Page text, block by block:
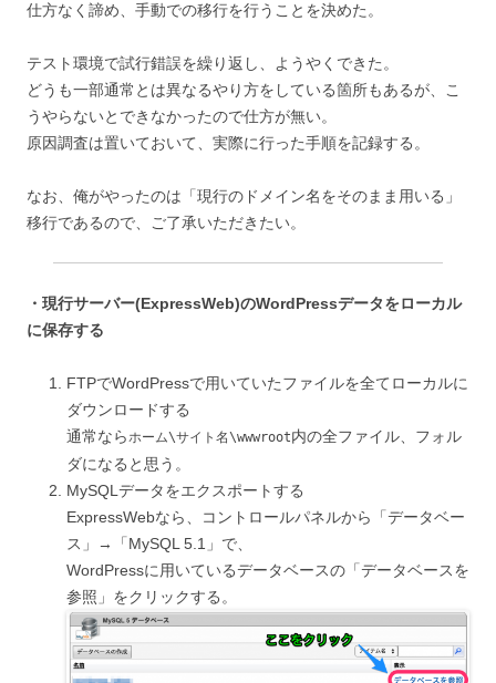
仕方なく諦め、手動での移行を行うことを決めた。
テスト環境で試行錯誤を繰り返し、ようやくできた。
どうも一部通常とは異なるやり方をしている箇所もあるが、こ
うやらないとできなかったので仕方が無い。
原因調査は置いておいて、実際に行った手順を記録する。
なお、俺がやったのは「現行のドメイン名をそのまま用いる」
移行であるので、ご了承いただきたい。
・現行サーバー(ExpressWeb)のWordPressデータをローカル
に保存する
FTPでWordPressで用いていたファイルを全てローカルに
ダウンロードする
通常ならホーム\サイト名\wwwroot内の全ファイル、フォル
ダになると思う。
MySQLデータをエクスポートする
ExpressWebなら、コントロールパネルから「データベー
ス」→「MySQL 5.1」で、
WordPressに用いているデータベースの「データベースを
参照」をクリックする。